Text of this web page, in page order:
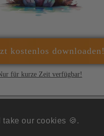
take our cookies 🍪.
kostenlos downloaden!
für kurze Zeit verfügbar!